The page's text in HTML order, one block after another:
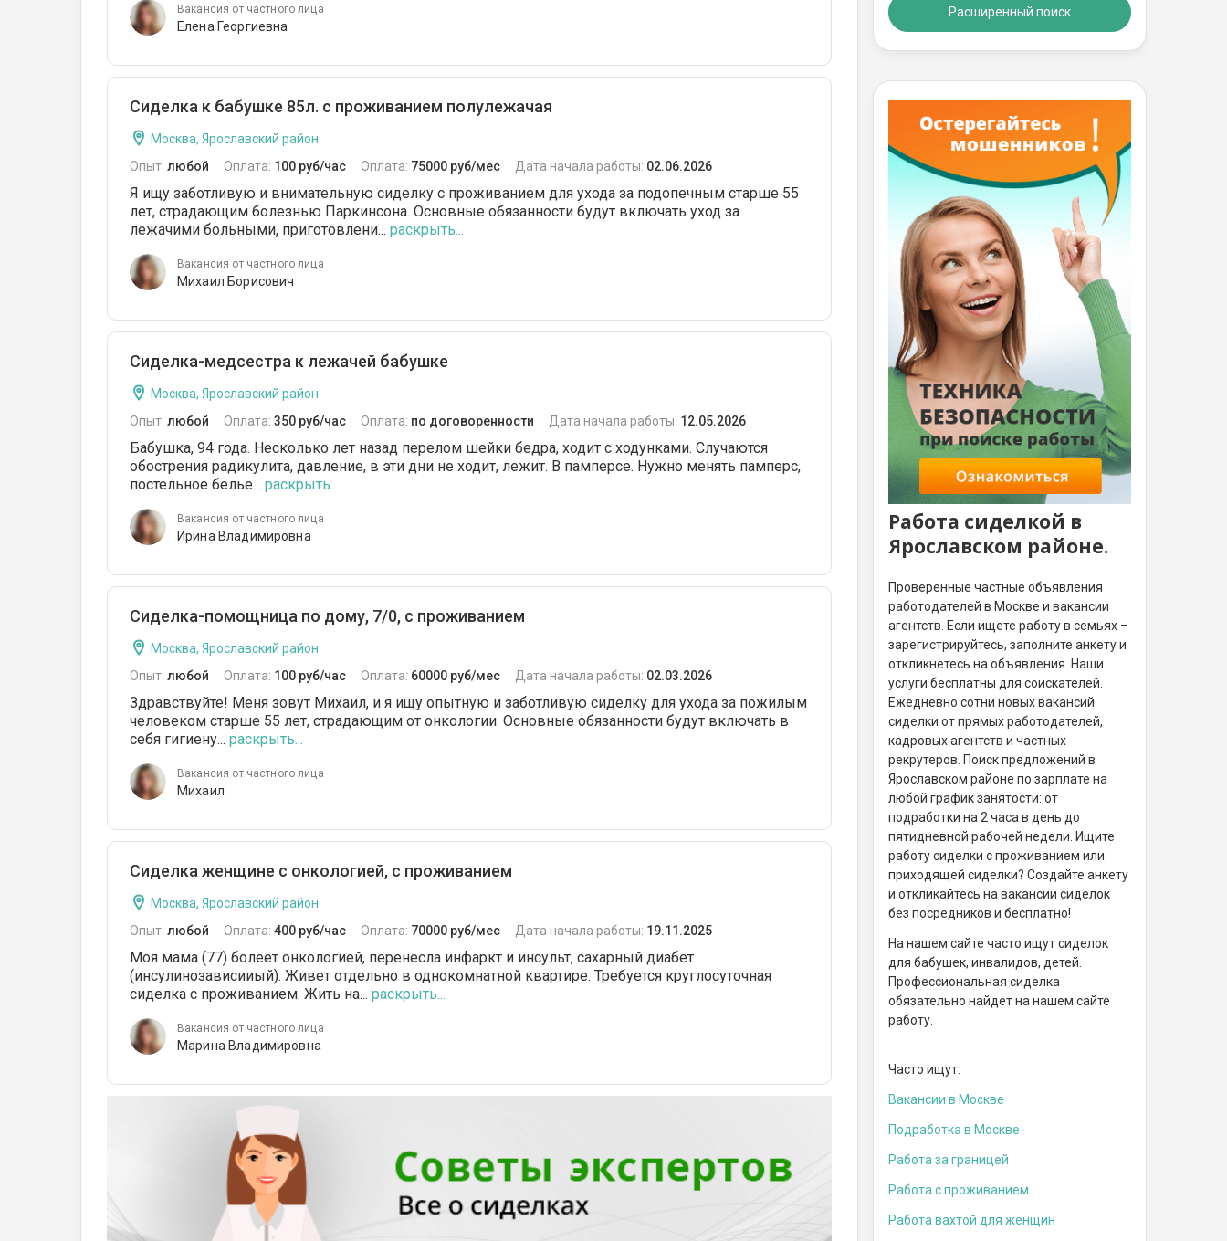
Вакансия от частного лица
Елена Георгиевна
Сиделка к бабушке 85л. с проживанием полулежачая
Москва, Ярославский район
Опыт: любой Оплата: 100 руб/час Оплата: 75000 руб/мес Дата начала работы: 02.06.2026
Я ищу заботливую и внимательную сиделку с проживанием для ухода за подопечным старше 55
лет, страдающим болезнью Паркинсона. Основные обязанности будут включать уход за
лежачими больными, приготовлени... раскрыть...
Вакансия от частного лица
Михаил Борисович
Сиделка-медсестра к лежачей бабушке
Москва, Ярославский район
Опыт: любой Оплата: 350 руб/час Оплата: по договоренности Дата начала работы: 12.05.2026
Бабушка, 94 года. Несколько лет назад перелом шейки бедра, ходит с ходунками. Случаются
обострения радикулита, давление, в эти дни не ходит, лежит. В памперсе. Нужно менять памперс,
постельное белье... раскрыть...
Вакансия от частного лица
Ирина Владимировна
Сиделка-помощница по дому, 7/0, с проживанием
Москва, Ярославский район
Опыт: любой Оплата: 100 руб/час Оплата: 60000 руб/мес Дата начала работы: 02.03.2026
Здравствуйте! Меня зовут Михаил, и я ищу опытную и заботливую сиделку для ухода за пожилым
человеком старше 55 лет, страдающим от онкологии. Основные обязанности будут включать в
себя гигиену... раскрыть...
Вакансия от частного лица
Михаил
Сиделка женщине с онкологией, с проживанием
Москва, Ярославский район
Опыт: любой Оплата: 400 руб/час Оплата: 70000 руб/мес Дата начала работы: 19.11.2025
Моя мама (77) болеет онкологией, перенесла инфаркт и инсульт, сахарный диабет
(инсулинозависииый). Живет отдельно в однокомнатной квартире. Требуется круглосуточная
сиделка с проживанием. Жить на... раскрыть...
Вакансия от частного лица
Марина Владимировна
Расширенный поиск
Работа сиделкой в
Ярославском районе.
Проверенные частные объявления
работодателей в Москве и вакансии
агентств. Если ищете работу в семьях –
зарегистрируйтесь, заполните анкету и
откликнетесь на объявления. Наши
услуги бесплатны для соискателей.
Ежедневно сотни новых вакансий
сиделки от прямых работодателей,
кадровых агентств и частных
рекрутеров. Поиск предложений в
Ярославском районе по зарплате на
любой график занятости: от
подработки на 2 часа в день до
пятидневной рабочей недели. Ищите
работу сиделки с проживанием или
приходящей сиделки? Создайте анкету
и откликайтесь на вакансии сиделок
без посредников и бесплатно!
На нашем сайте часто ищут сиделок
для бабушек, инвалидов, детей.
Профессиональная сиделка
обязательно найдет на нашем сайте
работу.
Часто ищут:
Вакансии в Москве
Подработка в Москве
Работа за границей
Работа с проживанием
Работа вахтой для женщин